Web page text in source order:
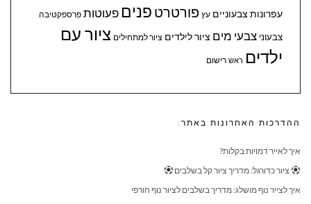
עפרונות צבעוניים עץ פורטרט פנים פעוטות פרספקטיבה
צבעוני צבעי מים ציור לילדים ציור למתחילים ציור עם
ילדים ראש רישום
ההדרכות האחרונות באתר:
איך לאייר דמויות בקלות?
ציור כדורגל: מדריך ציור קל בשלבים
איך לצייר נוף מושלג: מדריך בשלבים לציור נוף חורפי